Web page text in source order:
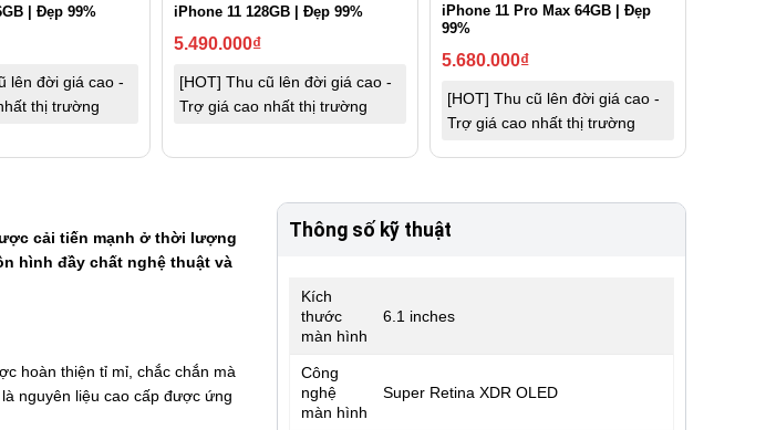
| Đẹp 99%
lên đời giá cao -
thị trường
iPhone 11 128GB | Đẹp 99%
5.490.000₫
[HOT] Thu cũ lên đời giá cao -
Trợ giá cao nhất thị trường
iPhone 11 Pro Max 64GB | Đẹp
99%
5.680.000₫
[HOT] Thu cũ lên đời giá cao -
Trợ giá cao nhất thị trường
cải tiến mạnh ở thời lượng
hình đầy chất nghệ thuật và
hoàn thiện tỉ mỉ, chắc chắn mà
nguyên liệu cao cấp được ứng
Thông số kỹ thuật
Kích
thước
màn hình
6.1 inches
Công
nghệ
màn hình
Super Retina XDR OLED